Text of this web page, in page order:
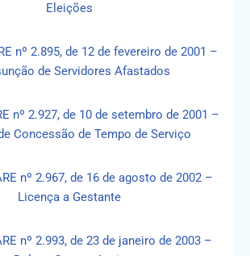
Eleições
nº 2.895, de 12 de fevereiro de 2001 –
de Servidores Afastados
nº 2.927, de 10 de setembro de 2001 –
Concessão de Tempo de Serviço
nº 2.967, de 16 de agosto de 2002 –
Licença a Gestante
nº 2.993, de 23 de janeiro de 2003 –